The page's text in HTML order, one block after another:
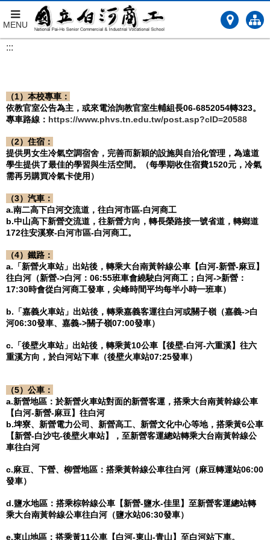
跳
到
內
容
MENU
:::
（1）本校專車：
依教官室公告為主，或來電洽詢教官室生輔組長06-6852054轉323。
專車路線： https://www.phvs.tn.edu.tw/post.asp?cID=20588
（2）住宿：
提供男女生冷氣空調宿舍，完善而新穎的設施與自治化管理，為遠道
學生提供了最佳的學習與生活空間。（每學期收住宿費1520元，冷氣
需再另購買冷氣卡使用 ）
（3）汽車：
a.南二高下白河交流道，往白河市區-白河商工
b.中山高下新營交流道，往新營方向，轉長榮路接一號省道，轉鄉道
172往安溪寮-白河市區-白河商工。
（4）鐵路：
a. 「新營火車站」出站後，轉乘大台南黃幹線公車【白河-新營-麻豆】
往白河（新營->白河： 06:55班車會繞駛白河商工；白河->新營：
17:30時會從白河商工發車，尖峰時間平均每半小時一班車）
b. 「嘉義火車站」出站後，轉乘嘉義客運往白河或關子嶺（嘉義->白
河06:30發車、嘉義->關子嶺07:00發車）
c. 「後壁火車站」出站後，轉乘黃10公車【後壁-白河-六重溪】往六
重溪方向，於白河站下車（後壁火車站07:25發車）
（5）公車：
a.新營地區：於新營火車站對面的新營客運，搭乘大台南黃幹線公車
【白河-新營-麻豆】往白河
b.埤寮、新營電力公司、新營高工、新營文化中心等地， 搭乘黃6公車
【新營-白沙屯-後壁火車站】，至新營客運總站轉乘大台南黃幹線公
車往白河
c.麻豆、下營、柳營地區： 搭乘黃幹線公車往白河（麻豆轉運站06:00
發車）
d.鹽水地區： 搭乘棕幹線公車【新營-鹽水-佳里】至新營客運總站轉
乘大台南黃幹線公車往白河（鹽水站06:30發車）
e.東山地區： 搭乘黃11公車【白河-東山-青山】至白河站下車。